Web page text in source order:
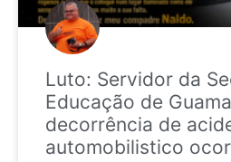
Luto: Servidor da
Educação de
decorrência de
automobilistico